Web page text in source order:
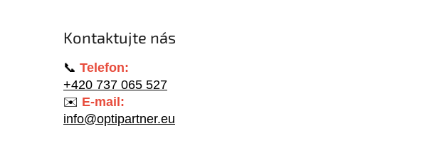
Kontaktujte nás
📞 Telefon:
+420 737 065 527
✉️ E-mail:
info@optipartner.eu